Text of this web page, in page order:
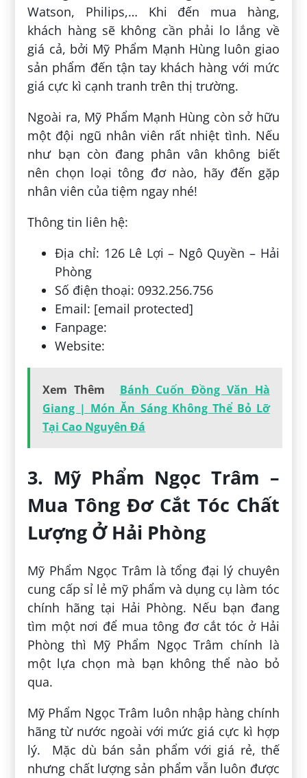
Watson, Philips,… Khi đến mua hàng,
khách hàng sẽ không cần phải lo lắng về
giá cả, bởi Mỹ Phẩm Mạnh Hùng luôn giao
sản phẩm đến tận tay khách hàng với mức
giá cực kì cạnh tranh trên thị trường.
Ngoài ra, Mỹ Phẩm Mạnh Hùng còn sở hữu
một đội ngũ nhân viên rất nhiệt tình. Nếu
như bạn còn đang phân vân không biết
nên chọn loại tông đơ nào, hãy đến gặp
nhân viên của tiệm ngay nhé!
Thông tin liên hệ:
Địa chỉ: 126 Lê Lợi – Ngô Quyền – Hải
Phòng
Số điện thoại: 0932.256.756
Email: [email protected]
Fanpage:
Website:
Xem Thêm
Bánh Cuốn Đồng Văn Hà
Giang | Món Ăn Sáng Không Thể Bỏ Lỡ
Tại Cao Nguyên Đá
3. Mỹ Phẩm Ngọc Trâm –
Mua Tông Đơ Cắt Tóc Chất
Lượng Ở Hải Phòng
Mỹ Phẩm Ngọc Trâm là tổng đại lý chuyên
cung cấp sỉ lẻ mỹ phẩm và dụng cụ làm tóc
chính hãng tại Hải Phòng. Nếu bạn đang
tìm một nơi để mua tông đơ cắt tóc ở Hải
Phòng thì Mỹ Phẩm Ngọc Trâm chính là
một lựa chọn mà bạn không thể nào bỏ
qua.
Mỹ Phẩm Ngọc Trâm luôn nhập hàng chính
hãng từ nước ngoài với mức giá cực kì hợp
lý. Mặc dù bán sản phẩm với giá rẻ, thế
nhưng chất lượng sản phẩm vẫn luôn được